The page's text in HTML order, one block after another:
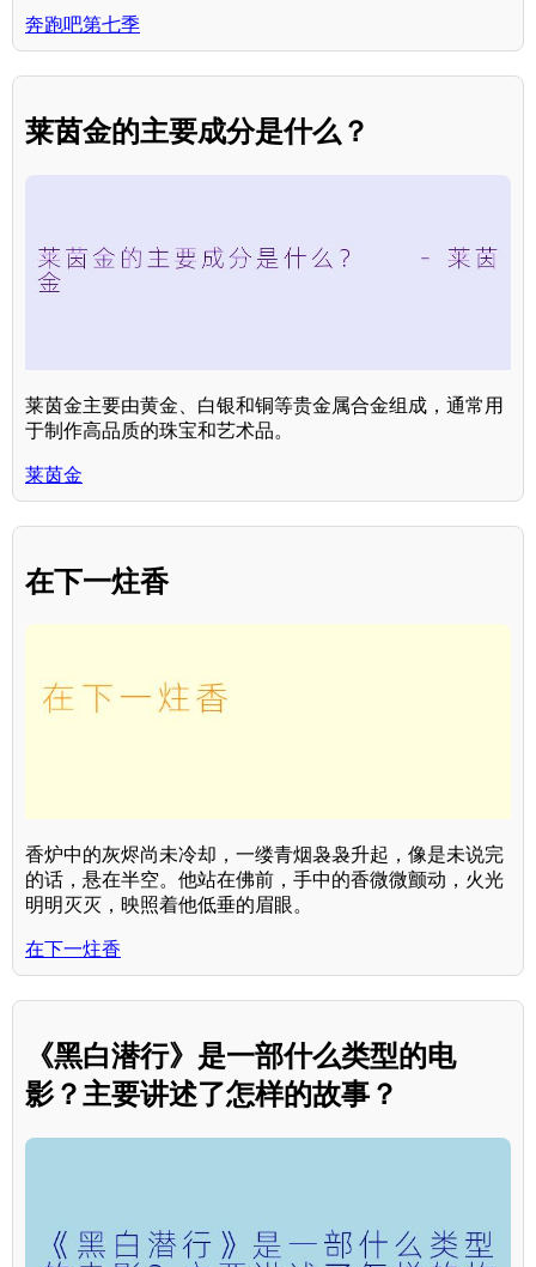
奔跑吧第七季
莱茵金的主要成分是什么？
莱茵金主要由黄金、白银和铜等贵金属合金组成，通常用
于制作高品质的珠宝和艺术品。
莱茵金
在下一炷香
香炉中的灰烬尚未冷却，一缕青烟袅袅升起，像是未说完
的话，悬在半空。他站在佛前，手中的香微微颤动，火光
明明灭灭，映照着他低垂的眉眼。
在下一炷香
《黑白潜行》是一部什么类型的电
影？主要讲述了怎样的故事？